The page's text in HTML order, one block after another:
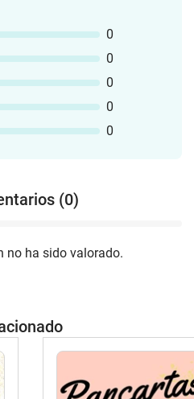
0
0
0
0
0
(0)
no ha sido valorado.